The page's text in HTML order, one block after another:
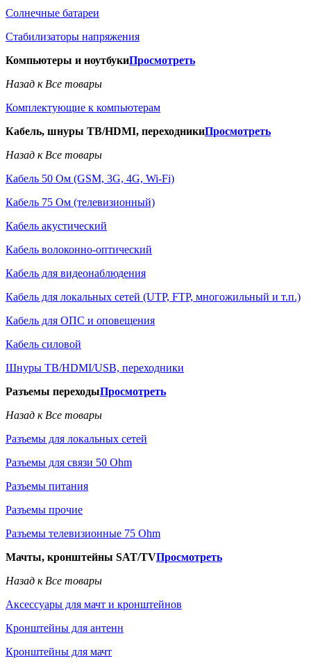
Солнечные батареи
Стабилизаторы напряжения
Компьютеры и ноутбукиПросмотреть
Назад к Все товары
Комплектующие к компьютерам
Кабель, шнуры ТВ/HDMI, переходникиПросмотреть
Назад к Все товары
Кабель 50 Ом (GSM, 3G, 4G, Wi-Fi)
Кабель 75 Ом (телевизионный)
Кабель акустический
Кабель волоконно-оптический
Кабель для видеонаблюдения
Кабель для локальных сетей (UTP, FTP, многожильный и т.п.)
Кабель для ОПС и оповещения
Кабель силовой
Шнуры ТВ/HDMI/USB, переходники
Разъемы переходыПросмотреть
Назад к Все товары
Разъемы для локальных сетей
Разъемы для связи 50 Ohm
Разъемы питания
Разъемы прочие
Разъемы телевизионные 75 Ohm
Мачты, кронштейны SAT/TVПросмотреть
Назад к Все товары
Аксессуары для мачт и кронштейнов
Кронштейны для антенн
Кронштейны для мачт